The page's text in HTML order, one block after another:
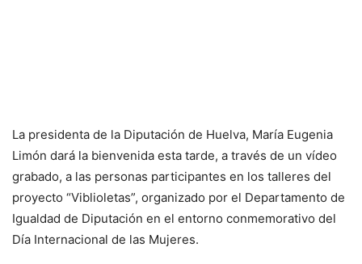
La presidenta de la Diputación de Huelva, María Eugenia
Limón dará la bienvenida esta tarde, a través de un vídeo
grabado, a las personas participantes en los talleres del
proyecto “Viblioletas”, organizado por el Departamento de
Igualdad de Diputación en el entorno conmemorativo del
Día Internacional de las Mujeres.